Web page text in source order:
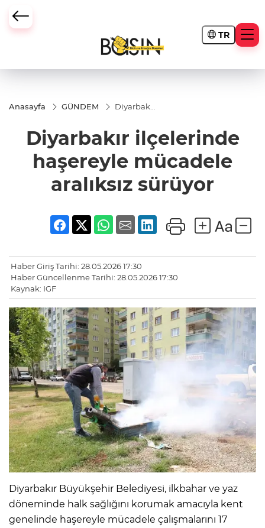
TR
Anasayfa GÜNDEM
Diyarbakır
mücadele
aralıksız
sürüyor
Diyarbakır ilçelerinde
haşereyle mücadele
aralıksız sürüyor
Haber Giriş Tarihi: 28.05.2026 17:30
Haber Güncellenme Tarihi: 28.05.2026 17:30
Kaynak: IGF
Diyarbakır Büyükşehir Belediyesi, ilkbahar ve yaz
döneminde halk sağlığını korumak amacıyla kent
genelinde haşereyle mücadele çalışmalarını 17